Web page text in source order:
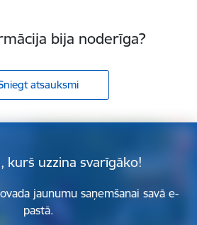
bija noderīga?
atsauksmi
kurš uzzina svarīgāko!
jaunumu saņemšanai savā e-
pastā.